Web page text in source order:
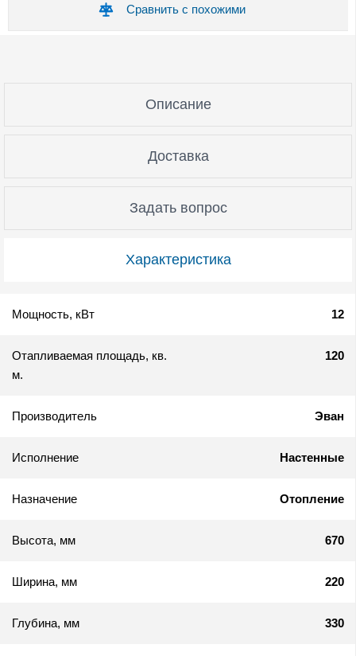
Сравнить с похожими
Характеристика
Описание
Доставка
Задать вопрос
Мощность, кВт 12
Отапливаемая площадь, кв.
м.
120
Производитель Эван
Исполнение Настенные
Назначение Отопление
Высота, мм 670
Ширина, мм 220
Глубина, мм 330